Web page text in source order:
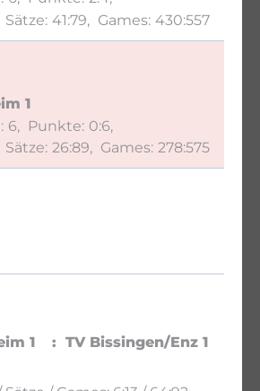
41:79 430:557
1
6
0:6
26:89 278:575
1
TV Bissingen/Enz 1